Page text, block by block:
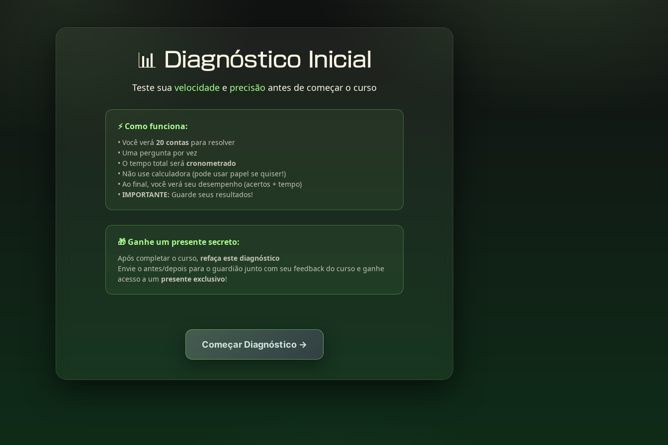
📊 Diagnóstico Inicial
Teste sua velocidade e precisão antes de começar o curso
⚡ Como funciona:
• Você verá 20 contas para resolver
• Uma pergunta por vez
• O tempo total será cronometrado
• Não use calculadora (pode usar papel se quiser!)
• Ao final, você verá seu desempenho (acertos + tempo)
• IMPORTANTE: Guarde seus resultados!
🎁 Ganhe um presente secreto:
Após completar o curso, refaça este diagnóstico
Envie o antes/depois para o guardião junto com seu feedback do curso e ganhe
acesso a um presente exclusivo!
Começar Diagnóstico →